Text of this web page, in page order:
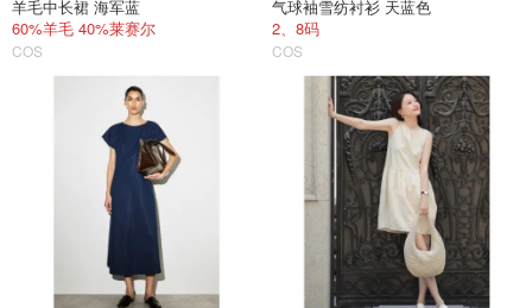
羊毛中长裙 海军蓝
60%羊毛 40%莱赛尔
COS
气球袖雪纺衬衫 天蓝色
2、8码
COS